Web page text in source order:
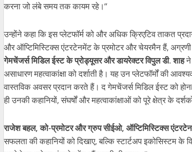
करनाजोलंबेसमयतककायमरहे।”
उन्होंने कहा कि इसप्लेटफॉर्मकोऔरअधिक क्रिएटिव ताकत
औरऑप्टिमिस्टिक्सएंटरटेनमेंटकेप्रमोटरऔरचेयरमैनहैं, अग्रणी
गेमचेंजर्समिडिलईस्टकेप्रोड्यूसरऔरडायरेक्टरविपुलडी.शाहने
असाधारणमहत्वाकांक्षाकोदर्शातीहै। यहउनप्लेटफॉर्मोंकी
वास्तविकअवसरप्रदानकरतेहैं। दगेमचेंजर्समिडिलईस्टको
हीउनकीकहानियों,संघर्षोंऔरमहत्वाकांक्षाओंकोपूरेक्षेत्रके
राजेश बहल, को-प्रमोटर और ग्रुप सीईओ, ऑप्टिमिस्टिक्स
सफलताकीकहानियोंकोदिखाए,बल्किस्टार्टअपइकोसिस्टमके